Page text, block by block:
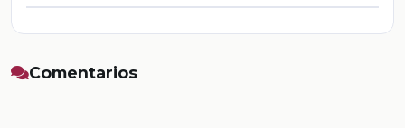
Comentarios